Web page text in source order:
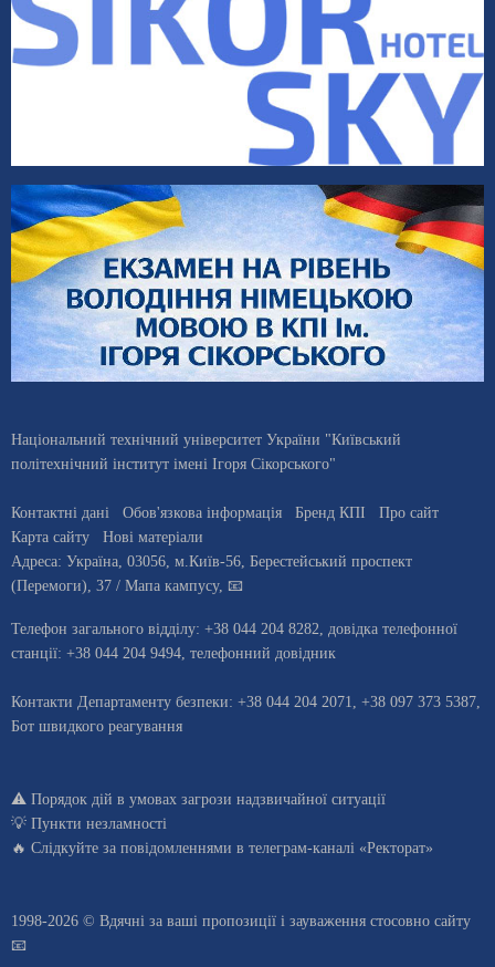
Національний технічний університет України "Київський
політехнічний інститут імені Ігоря Сікорського"
Контактні дані Обов'язкова інформація Бренд КПІ
Про сайт
Карта сайту
Нові матеріали
Адреса: Україна, 03056, м.Київ-56, Берестейський проспект
(Перемоги), 37 / Мапа кампусу, 📧
Телефон загального відділу: +38 044 204 8282 , довiдка телефонної
станцiї: +38 044 204 9494 телефонний довідник
Контакти Департаменту безпеки: +38 044 204 2071, +38 097 373 5387,
Бот швидкого реагування
⚠️ Порядок дій в умовах загрози надзвичайної ситуації
💡 Пункти незламності
🔥 Слідкуйте за повідомленнями в телеграм-каналі «Ректорат»
1998-2026 © Вдячні за ваші пропозиції і зауваження стосовно сайту
📧